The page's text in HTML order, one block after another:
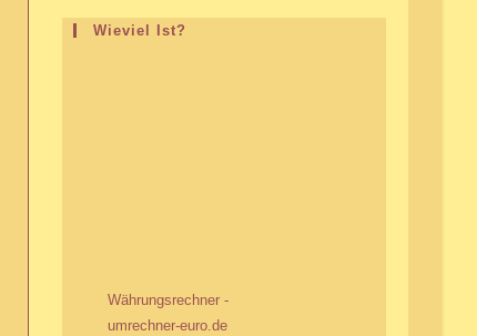
Wieviel Ist?
Währungsrechner -
umrechner-euro.de